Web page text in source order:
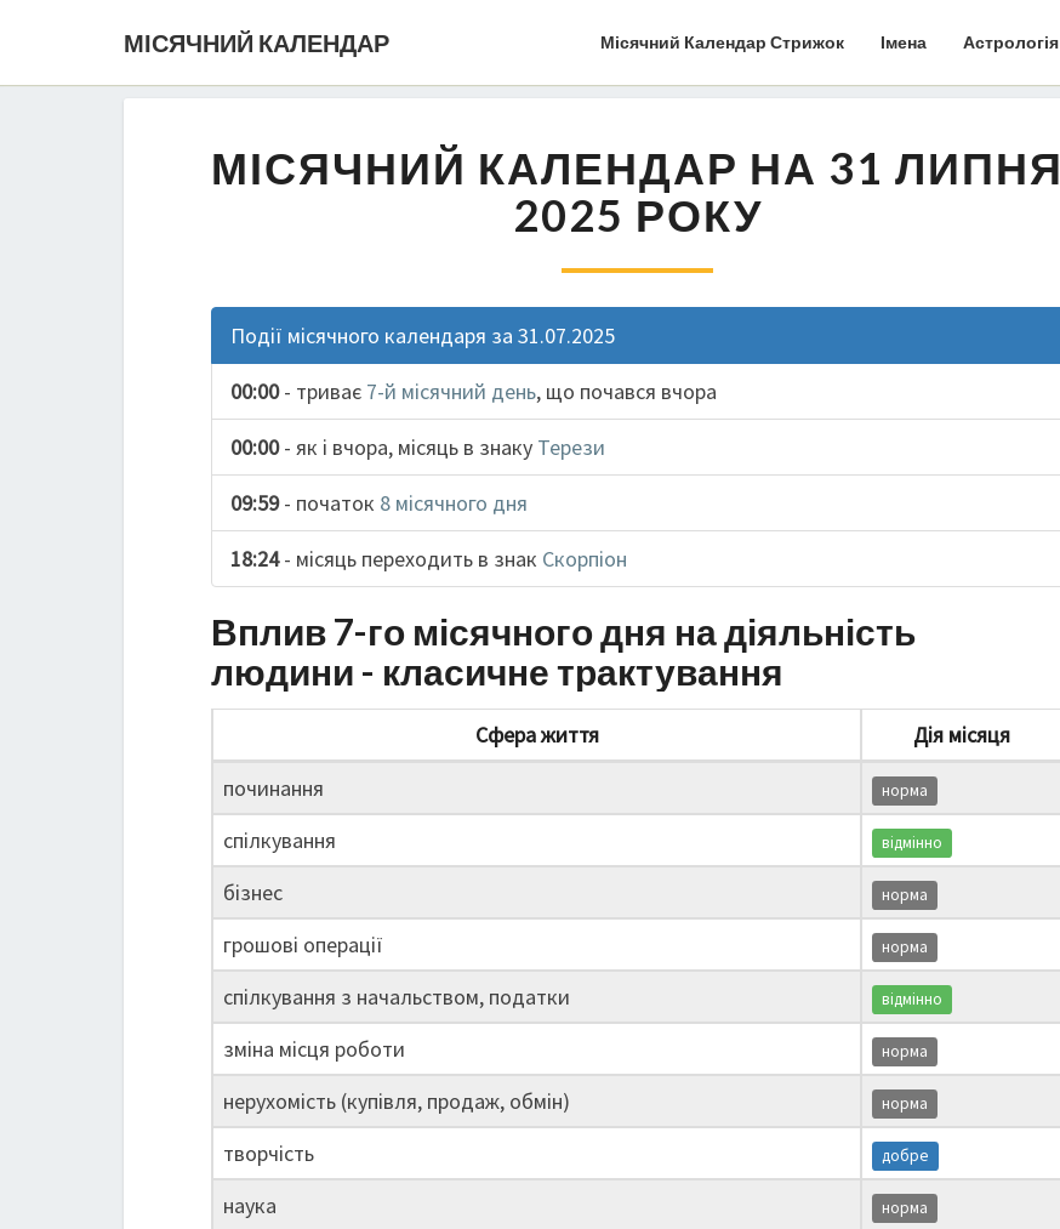
МІСЯЧНИЙ КАЛЕНДАР Місячний Календар Стрижок Імена Астрологія
МІСЯЧНИЙ КАЛЕНДАР НА 31 ЛИПНЯ
2025 РОКУ
Події місячного календаря за 31.07.2025
00:00- триває 7-й місячний день, що почався вчора
00:00- як і вчора, місяць в знаку Терези
09:59- початок 8 місячного дня
18:24- місяць переходить в знак Скорпіон
Вплив 7-го місячного дня на діяльність
людини - класичне трактування
Сфера життя
Дія місяця
починання
норма
спілкування відмінно
бізнес норма
грошові операції норма
спілкування з начальством, податки відмінно
зміна місця роботи норма
нерухомість (купівля, продаж, обмін) норма
творчість добре
наука норма